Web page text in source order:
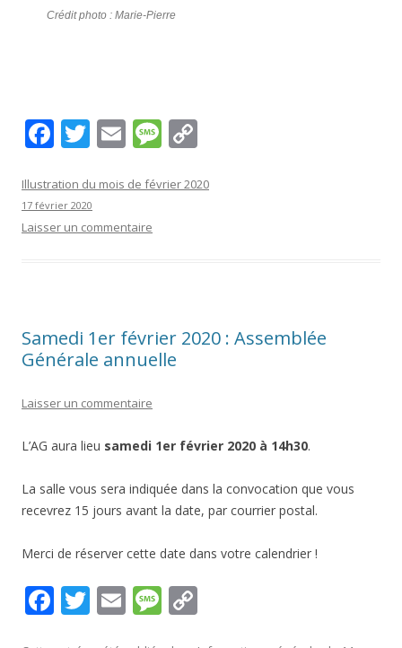
Crédit photo : Marie-Pierre
F
e
b
T
itt
er
E
ai
l
M
ss p
Illustration du mois de février 2020
17 février 2020
Laisser un commentaire
Samedi 1er février 2020 : Assemblée
Générale annuelle
Laisser un commentaire
L’AG aura lieu samedi 1er février 2020 à 14h30.
La salle vous sera indiquée dans la convocation que vous
recevrez 15 jours avant la date, par courrier postal.
Merci de réserver cette date dans votre calendrier !
F T E M